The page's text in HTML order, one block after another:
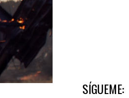
SÍGUEME: